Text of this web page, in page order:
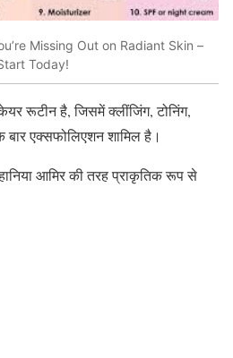
Missing Out on Radiant Skin –
Today!
रूटीन है,जिसमें क्लींजिंग,टोनिंग,
बार एक्सफोलिएशन शामिल है।
आमिर की तरह प्राकृतिक रूप से